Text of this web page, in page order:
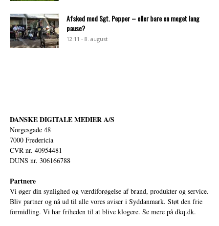
Afsked med Sgt. Pepper – eller bare en meget lang
pause?
12:11 - 8. august
DANSKE DIGITALE MEDIER A/S
Norgesgade 48
7000 Fredericia
CVR nr. 40954481
DUNS nr. 306166788
Partnere
Vi øger din synlighed og værdiforøgelse af brand, produkter og service.
Bliv partner og nå ud til alle vores aviser i Syddanmark. Støt den frie
formidling. Vi har friheden til at blive klogere. Se mere på dkq.dk.